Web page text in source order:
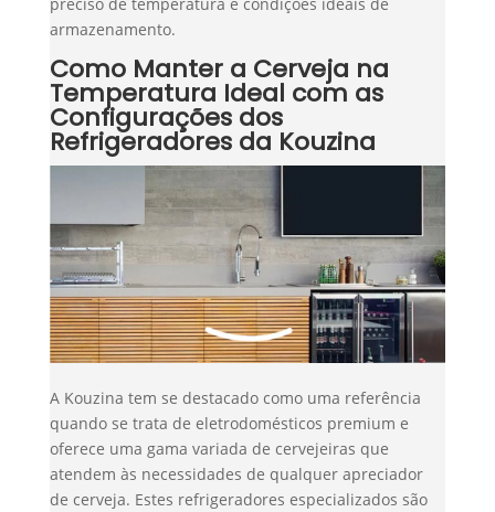
armazenamento.
Como Manter a Cerveja na
Temperatura Ideal com as
Configurações dos
Refrigeradores da Kouzina
A Kouzina tem se destacado como uma referência
quando se trata de eletrodomésticos premium e
oferece uma gama variada de cervejeiras que
atendem às necessidades de qualquer apreciador
de cerveja. Estes refrigeradores especializados são